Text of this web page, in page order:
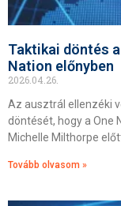
Taktikai döntés
Nation előnyben
2026.04.26.
Az ausztrál ellenzéki
döntését, hogy a One
Michelle Milthorpe
Tovább olvasom »